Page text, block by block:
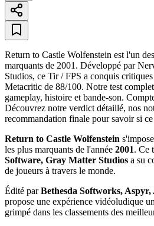
Return to Castle Wolfenstein est l'un
marquants de 2001. Développé par
Studios, ce Tir / FPS a conquis
Metacritic de 88/100. Notre test
gameplay, histoire et bande-son.
Découvrez notre verdict détaillé, nos
recommandation finale pour savoir si
Return to Castle Wolfenstein
les plus marquants de l'année 2001. Ce
Software, Gray Matter Studios a su
de joueurs à travers le monde.
Édité parBethesda Softworks, Aspyr,
propose une expérience vidéoludique
grimpé dans les classements des